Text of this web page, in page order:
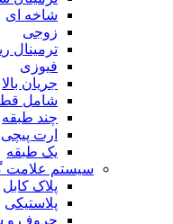
شاخه ای
زوجی
ترمینال
فیوزی
جریان بالا
شامل
چند طبقه
ارت پیچی
یک طبقه
سیستم علامت
پلاک کابل
پلاستیکی
حروف و